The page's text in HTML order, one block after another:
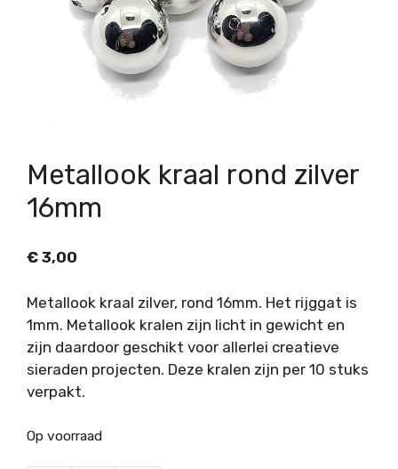
Metallook kraal rond zilver
16mm
€ 3,00
Metallook kraal zilver, rond 16mm. Het rijggat is
1mm. Metallook kralen zijn licht in gewicht en
zijn daardoor geschikt voor allerlei creatieve
sieraden projecten. Deze kralen zijn per 10 stuks
verpakt.
Op voorraad